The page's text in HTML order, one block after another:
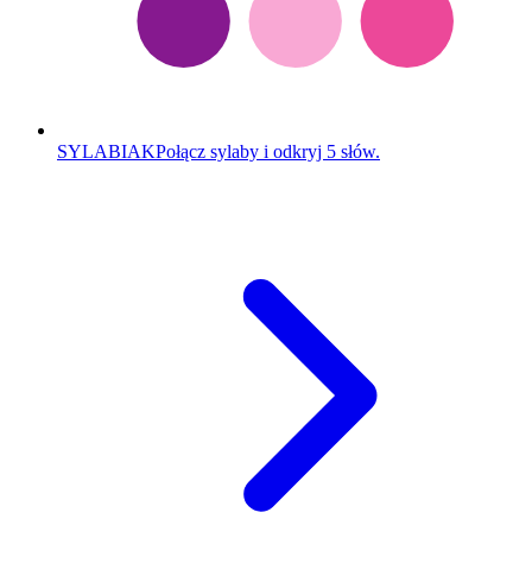
SYLABIAKPołącz sylaby i odkryj 5 słów.